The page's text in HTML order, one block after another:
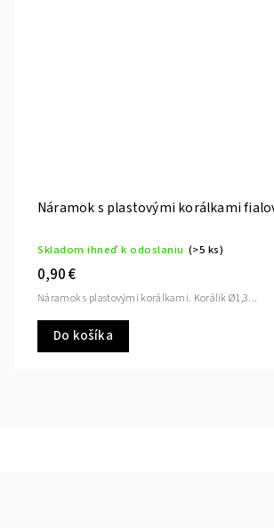
Náramok s plastovými korálkami
Skladom ihneď k odoslaniu (>5 ks)
0,90 €
Do košíka
Náramok s plastovými korálkami. Korálik Ø1,3...